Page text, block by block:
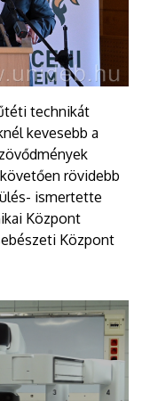
technikát
kevesebb a
rövidebb
ismertette
Központ
Központ